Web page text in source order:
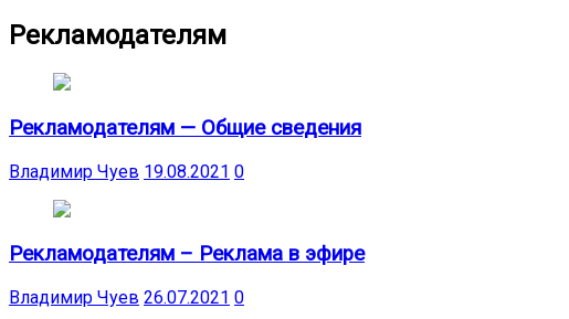
Рекламодателям
Рекламодателям — Общие сведения
Владимир Чуев 19.08.2021 0
Рекламодателям – Реклама в эфире
Владимир Чуев 26.07.2021 0